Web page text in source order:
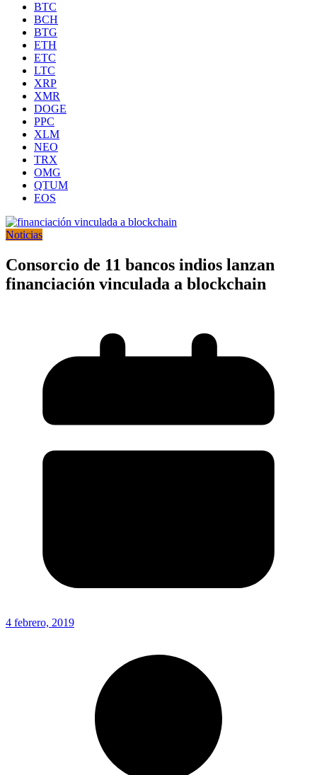
BTC
BCH
BTG
ETH
ETC
LTC
XRP
XMR
DOGE
PPC
XLM
NEO
TRX
OMG
QTUM
EOS
Noticias
Consorcio de 11 bancos indios lanzan
financiación vinculada a blockchain
4 febrero, 2019